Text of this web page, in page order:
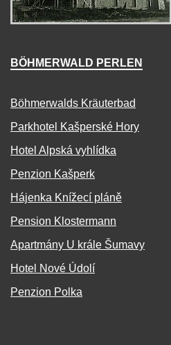
BÖHMERWALD PERLEN
Böhmerwalds Kräuterbad
Parkhotel Kašperské Hory
Hotel Alpská vyhlídka
Penzion Kašperk
Hájenka Knížecí pláně
Pension Klostermann
Apartmány U krále Šumavy
Hotel Nové Údolí
Penzion Polka